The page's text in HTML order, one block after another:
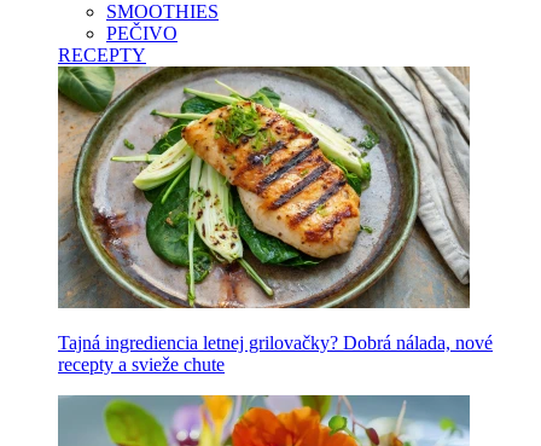
SMOOTHIES
PEČIVO
RECEPTY
Tajná ingrediencia letnej grilovačky? Dobrá nálada, nové
recepty a svieže chute